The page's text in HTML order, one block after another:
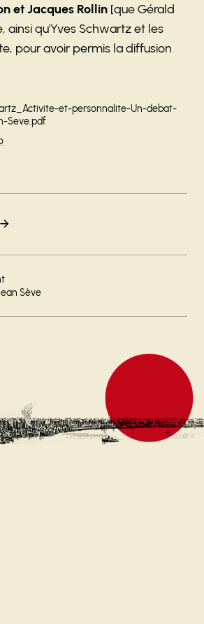
et Jacques Rollin [que Gérald
ainsi qu'Yves Schwartz et les
pour avoir permis la diffusion
et-personnalite-Un-debat-
Seve.pdf
Sève